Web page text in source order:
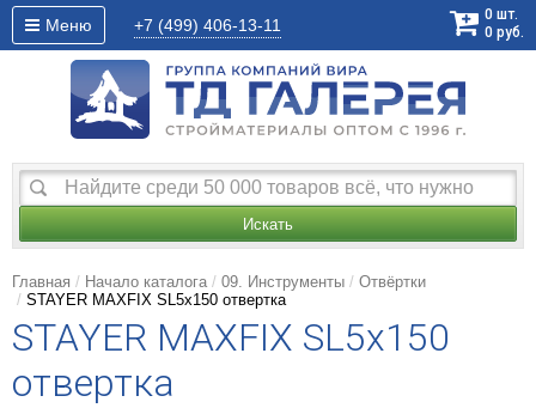
Меню +7 (499) 406-13-11
0 шт.
0 руб.
Искать
Главная Начало каталога 09. Инструменты
Отвёртки
STAYER MAXFIX SL5x150 отвертка
STAYER MAXFIX SL5x150
отвертка